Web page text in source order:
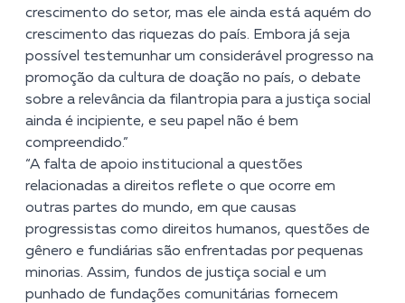
crescimento do setor, mas ele ainda está aquém do
crescimento das riquezas do país. Embora já seja
possível testemunhar um considerável progresso na
promoção da cultura de doação no país, o debate
sobre a relevância da filantropia para a justiça social
ainda é incipiente, e seu papel não é bem
compreendido.”
“A falta de apoio institucional a questões
relacionadas a direitos reflete o que ocorre em
outras partes do mundo, em que causas
progressistas como direitos humanos, questões de
gênero e fundiárias são enfrentadas por pequenas
minorias. Assim, fundos de justiça social e um
punhado de fundações comunitárias fornecem